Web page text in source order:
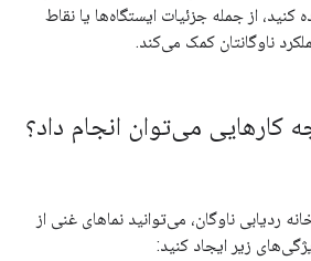
کنید، از جمله جزئیات ایستگاه‌ها یا نقاط
ناوگانتان کمک می‌کند.
کارهایی می‌توان انجام داد؟
ردیابی ناوگان، می‌توانید نماهای غنی از
زیر ایجاد کنید: